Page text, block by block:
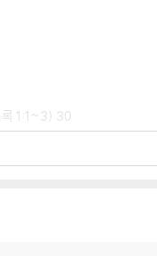
록 1:1~3) 30
계시록 1:4~5) 47
시록 1:9~16) 105